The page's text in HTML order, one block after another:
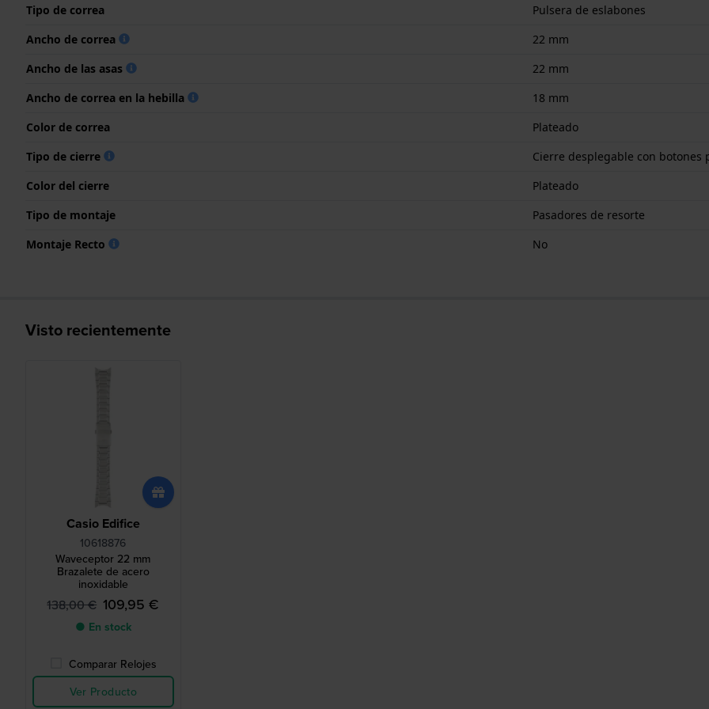
Tipo de correa
Pulsera de eslabones
Ancho de correa
22 mm
Ancho de las asas
22 mm
Ancho de correa en la hebilla
18 mm
Color de correa
Plateado
Tipo de cierre
Cierre desplegable con botones
Color del cierre
Plateado
Tipo de montaje
Pasadores de resorte
Montaje Recto
No
Visto recientemente
Casio Edifice
10618876
Waveceptor 22 mm
Brazalete de acero
inoxidable
138,00 € 109,95 €
● En stock
Comparar Relojes
Ver Producto